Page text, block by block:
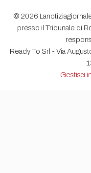
© 2026
presso il Tribunale di
Ready To Srl - Via
Gestisci